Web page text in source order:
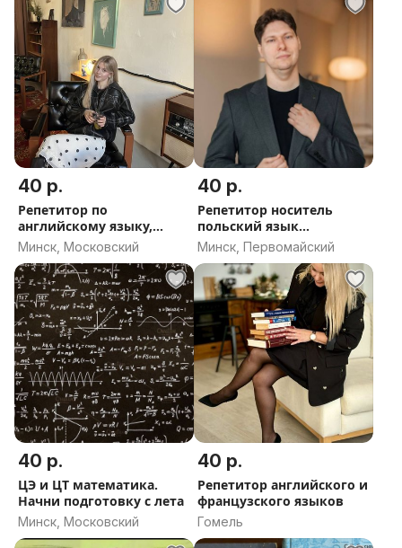
40 р.
Репетитор по
английскому языку,
ONLINE
Минск, Московский
40 р.
Репетитор носитель
польский язык
польскому языку
Минск, Первомайский
40 р.
ЦЭ и ЦТ математика.
Начни подготовку с лета
Минск, Московский
40 р.
Репетитор английского и
французского языков
Гомель